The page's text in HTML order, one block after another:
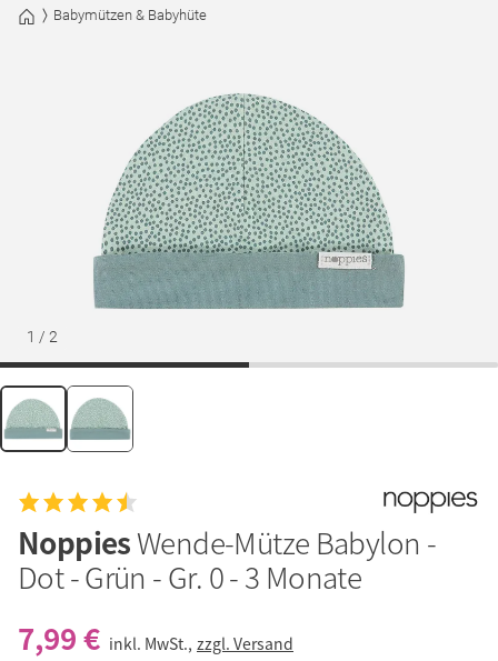
Babymützen & Babyhüte
1 / 2
NoppiesWende-Mütze Babylon -
Dot - Grün - Gr. 0 - 3 Monate
7,99 € inkl. MwSt., zzgl. Versand